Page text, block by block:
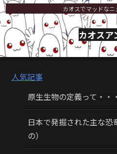
カオスでマッドなニ
カオスア
人気記事
原生生物の定義って・・
日本で発掘された主な
の）